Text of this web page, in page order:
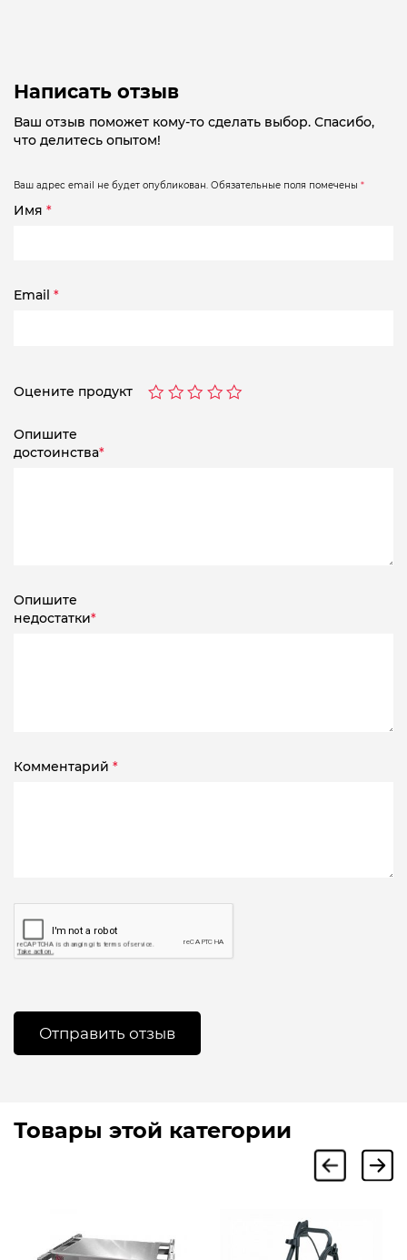
Написать отзыв
Ваш отзыв поможет кому-то сделать выбор. Спасибо,
что делитесь опытом!
Ваш адрес email не будет опубликован. Обязательные поля помечены *
Имя *
Email *
Оцените продукт
Опишите
достоинства*
Опишите
недостатки*
Комментарий *
Товары этой категории